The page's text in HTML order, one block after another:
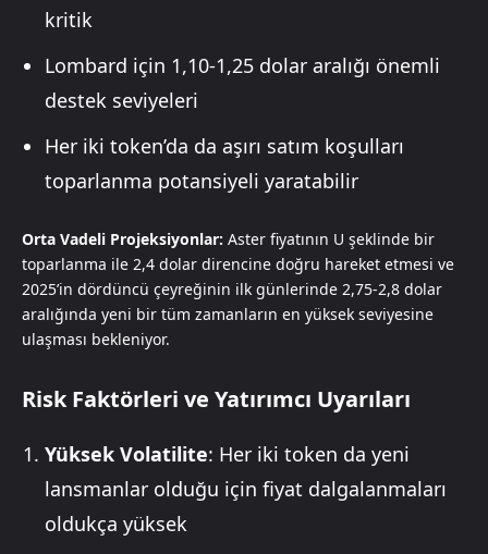
kritik
Lombard için 1,10-1,25 dolar aralığı önemli
destek seviyeleri
Her iki token’da da aşırı satım koşulları
toparlanma potansiyeli yaratabilir
Orta Vadeli Projeksiyonlar: Aster fiyatının U şeklinde bir
toparlanma ile 2,4 dolar direncine doğru hareket etmesi ve
2025’in dördüncü çeyreğinin ilk günlerinde 2,75-2,8 dolar
aralığında yeni bir tüm zamanların en yüksek seviyesine
ulaşması bekleniyor.
Risk Faktörleri ve Yatırımcı Uyarıları
Yüksek Volatilite: Her iki token da yeni
lansmanlar olduğu için fiyat dalgalanmaları
oldukça yüksek